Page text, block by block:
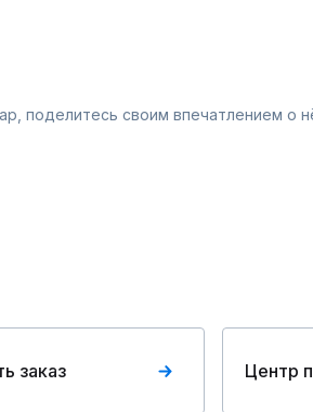
поделитесь своим впечатлением о
заказ Центр